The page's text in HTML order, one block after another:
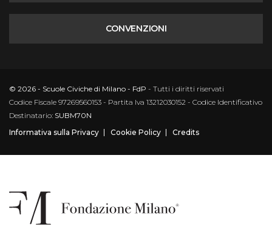
CONVENZIONI
© 2026 - Scuole Civiche di Milano - FdP - Tutti i diritti riservati
Codice Fiscale 97269560153 - Partita Iva 13212030152 - Codice Identificativo
Destinatario: SUBM70N
Informativa sulla Privacy
Cookie Policy Credits